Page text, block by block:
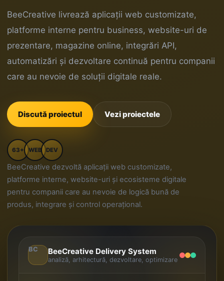
BeeCreative livrează aplicații web customizate,
platforme interne pentru business, website-uri de
prezentare, magazine online, integrări API,
automatizări și dezvoltare continuă pentru companii
care au nevoie de soluții digitale reale.
Discută proiectul Vezi proiectele
63+ WEB DEV
BeeCreative dezvoltă aplicații web customizate,
platforme interne, website-uri și ecosisteme digitale
pentru companii care au nevoie de logică bună de
produs, integrare și control operațional.
BC BeeCreative Delivery System
analiză, arhitectură, dezvoltare, optimizare